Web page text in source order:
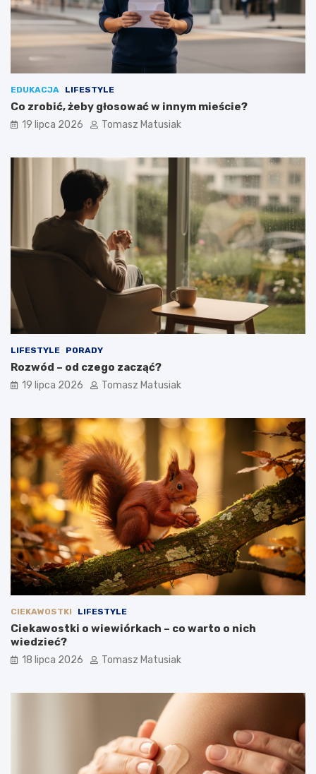
EDUKACJA LIFESTYLE
Co zrobić, żeby głosować w innym mieście?
19 lipca 2026 Tomasz Matusiak
LIFESTYLE PORADY
Rozwód – od czego zacząć?
19 lipca 2026 Tomasz Matusiak
CIEKAWOSTKI LIFESTYLE
Ciekawostki o wiewiórkach – co warto o nich
wiedzieć?
18 lipca 2026 Tomasz Matusiak